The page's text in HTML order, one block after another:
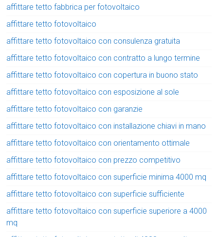
affittare tetto fabbrica per fotovoltaico
affittare tetto fotovoltaico
affittare tetto fotovoltaico con consulenza gratuita
affittare tetto fotovoltaico con contratto a lungo termine
affittare tetto fotovoltaico con copertura in buono stato
affittare tetto fotovoltaico con esposizione al sole
affittare tetto fotovoltaico con garanzie
affittare tetto fotovoltaico con installazione chiavi in mano
affittare tetto fotovoltaico con orientamento ottimale
affittare tetto fotovoltaico con prezzo competitivo
affittare tetto fotovoltaico con superficie minima 4000 mq
affittare tetto fotovoltaico con superficie sufficiente
affittare tetto fotovoltaico con superficie superiore a 4000
mq